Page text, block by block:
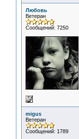
Любовь
Ветеран
Сообщений: 7250
migus
Ветеран
Сообщений: 1789